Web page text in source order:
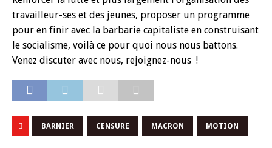
travailleur-ses et des jeunes, proposer un programme
pour en finir avec la barbarie capitaliste en construisant
le socialisme, voilà ce pour quoi nous nous battons.
Venez discuter avec nous, rejoignez-nous !
BARNIER CENSURE MACRON MOTION